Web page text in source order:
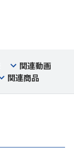
関連動画
関連商品